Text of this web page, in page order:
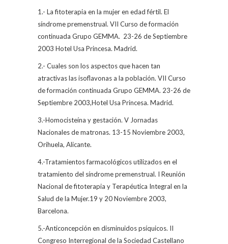
1.- La fitoterapia en la mujer en edad fértil. El
síndrome premenstrual. VII Curso de formación
continuada Grupo GEMMA. 23-26 de Septiembre
2003 Hotel Usa Princesa. Madrid.
2.- Cuales son los aspectos que hacen tan
atractivas las isoflavonas a la población. VII Curso
de formación continuada Grupo GEMMA. 23-26 de
Septiembre 2003,Hotel Usa Princesa. Madrid.
3.-Homocisteína y gestación. V Jornadas
Nacionales de matronas. 13-15 Noviembre 2003,
Orihuela, Alicante.
4.-Tratamientos farmacológicos utilizados en el
tratamiento del síndrome premenstrual. I Reunión
Nacional de fitoterapia y Terapéutica Integral en la
Salud de la Mujer.19 y 20 Noviembre 2003,
Barcelona.
5.-Anticoncepción en disminuidos psíquicos. II
Congreso Interregional de la Sociedad Castellano